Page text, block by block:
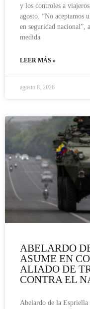
y los controles a
agosto. “No aceptamos
en seguridad
medida
LEER MÁS »
agosto 8, 2026
ABELARDO
ASUME EN
ALIADO DE
CONTRA EL
Abelardo de la Espriella